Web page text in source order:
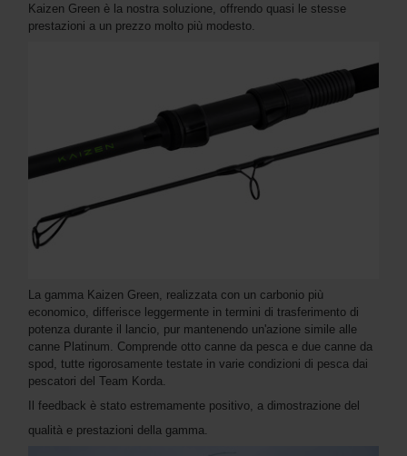
Kaizen Green è la nostra soluzione, offrendo quasi le stesse
prestazioni a un prezzo molto più modesto.
La gamma Kaizen Green, realizzata con un carbonio più
economico, differisce leggermente in termini di trasferimento di
potenza durante il lancio, pur mantenendo un'azione simile alle
canne Platinum. Comprende otto canne da pesca e due canne da
spod, tutte rigorosamente testate in varie condizioni di pesca dai
pescatori del Team Korda.
Il feedback è stato estremamente positivo, a dimostrazione del
qualità e prestazioni della gamma.